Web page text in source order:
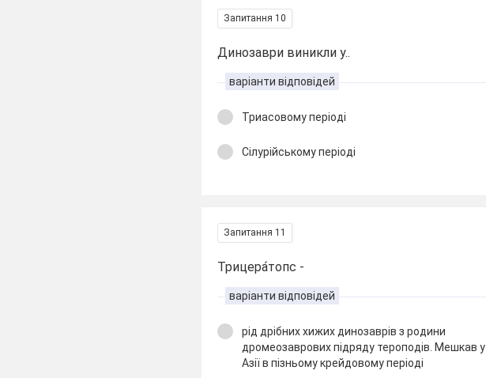
Запитання 10
Динозаври виникли у..
варіанти відповідей
Триасовому періоді
Сілурійському періоді
Запитання 11
Трицера́топс -
варіанти відповідей
рід дрібних хижих динозаврів з родини
дромеозаврових підряду тероподів. Мешкав у
Азії в пізньому крейдовому періоді